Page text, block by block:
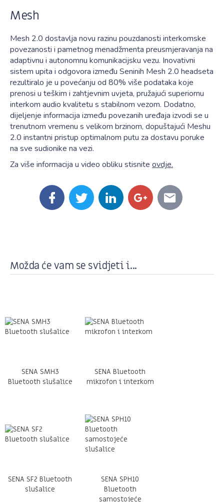
Mesh
Mesh 2.0 dostavlja novu razinu pouzdanosti interkomske
povezanosti i pametnog menadžmenta preusmjeravanja na
adaptivnu i autonomnu komunikacijsku vezu. Inovativni
sistem upita i odgovora između Seninih Mesh 2.0 headseta
rezultiralo je u povećanju od 80% više podataka koje
prenosi u teškim i zahtjevnim uvjeta, pružajući superiornu
interkom audio kvalitetu s stabilnom vezom. Dodatno,
dijeljenje informacija između povezanih uređaja izvodi se u
trenutnom vremenu s velikom brzinom, dopuštajući Meshu
2.0 instantni pristup optimalnom putu za dostavu poruke
na sve sudionike na vezi.
Za više informacija u video obliku stisnite ovdje.
Možda će vam se svidjeti i...
SENA SMH3
Bluetooth slušalice
SENA Bluetooth
mikrofon i interkom
SENA SF2 Bluetooth
slušalice
SENA SPH10
Bluetooth
samostojeće